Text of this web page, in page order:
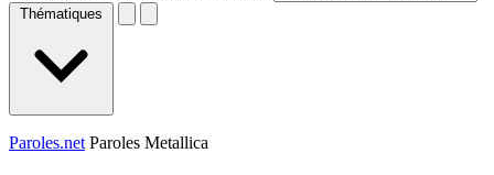
Thématiques
Paroles.net Paroles Metallica